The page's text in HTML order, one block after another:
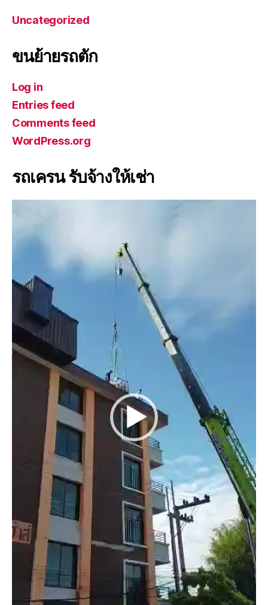
Uncategorized
ขนย้ายรถตัก
Log in
Entries feed
Comments feed
WordPress.org
รถเครน รับจ้างให้เช่า
l